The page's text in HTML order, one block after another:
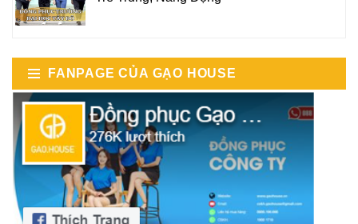
FANPAGE CỦA GẠO HOUSE